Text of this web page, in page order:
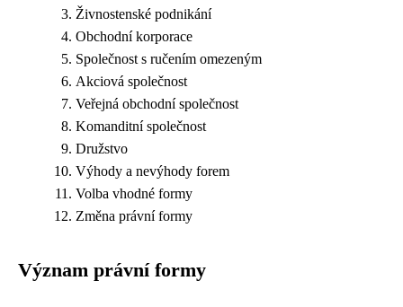
Živnostenské podnikání
Obchodní korporace
Společnost s ručením omezeným
Akciová společnost
Veřejná obchodní společnost
Komanditní společnost
Družstvo
Výhody a nevýhody forem
Volba vhodné formy
Změna právní formy
Význam právní formy